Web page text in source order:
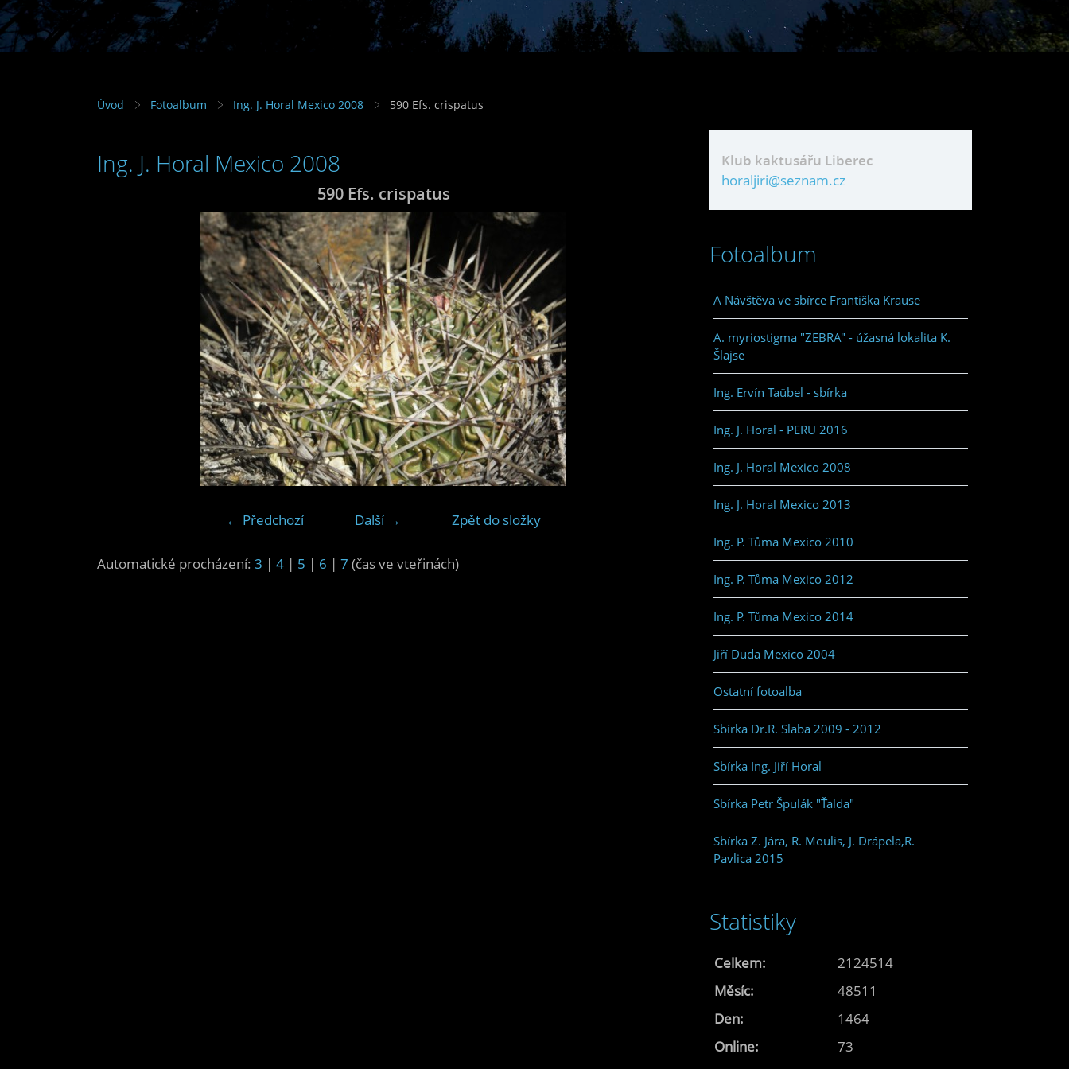
Úvod Fotoalbum Ing. J. Horal Mexico 2008 590 Efs. crispatus
Ing. J. Horal Mexico 2008
590 Efs. crispatus
← Předchozí Další → Zpět do složky
Automatické procházení: 3 | 4 | 5 | 6 | 7 (čas ve vteřinách)
Klub kaktusářu Liberec
horaljiri@seznam.cz
Fotoalbum
A Návštěva ve sbírce Františka Krause
A. myriostigma "ZEBRA" - úžasná lokalita K.
Šlajse
Ing. Ervín Taübel - sbírka
Ing. J. Horal - PERU 2016
Ing. J. Horal Mexico 2008
Ing. J. Horal Mexico 2013
Ing. P. Tůma Mexico 2010
Ing. P. Tůma Mexico 2012
Ing. P. Tůma Mexico 2014
Jiří Duda Mexico 2004
Ostatní fotoalba
Sbírka Dr.R. Slaba 2009 - 2012
Sbírka Ing. Jiří Horal
Sbírka Petr Špulák "Ťalda"
Sbírka Z. Jára, R. Moulis, J. Drápela,R.
Pavlica 2015
Statistiky
Online: 73
Celkem:
2124514
Měsíc:
48511
Den:
1464